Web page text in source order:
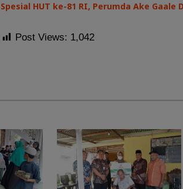
Spesial HUT ke-81 RI, Perumda Ake
Post Views: 1,042